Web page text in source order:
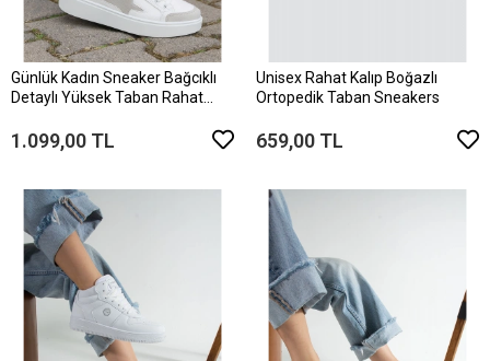
Günlük Kadın Sneaker Bağcıklı
Detaylı Yüksek Taban Rahat
1.099,00 TL
Unisex Rahat Kalıp Boğazlı
Ortopedik Taban Sneakers
659,00 TL